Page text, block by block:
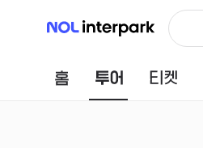
NOL 인터파크
홈 투어